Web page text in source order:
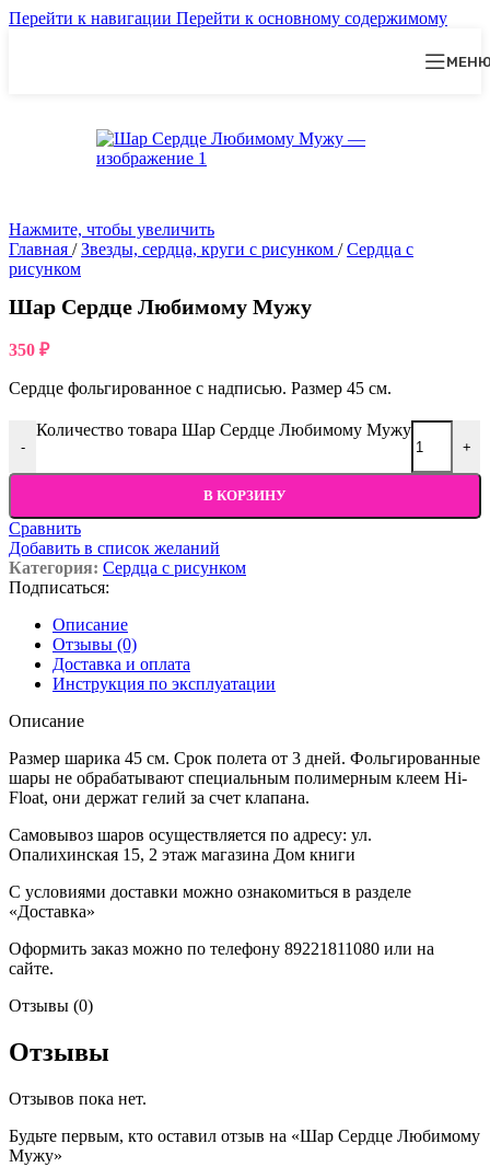
Перейти к навигации Перейти к основному содержимому
Нажмите, чтобы увеличить
Главная / Звезды, сердца, круги с рисунком / Сердца с
рисунком
Шар Сердце Любимому Мужу
350 ₽
Сердце фольгированное с надписью. Размер 45 см.
-
Количество товара Шар Сердце Любимому Мужу
+
В КОРЗИНУ
Сравнить
Добавить в список желаний
Категория: Сердца с рисунком
Подписаться:
Описание
Отзывы (0)
Доставка и оплата
Инструкция по эксплуатации
Описание
Размер шарика 45 см. Срок полета от 3 дней. Фольгированные
шары не обрабатывают специальным полимерным клеем Hi-
Float, они держат гелий за счет клапана.
Самовывоз шаров осуществляется по адресу: ул.
Опалихинская 15, 2 этаж магазина Дом книги
С условиями доставки можно ознакомиться в разделе
«Доставка»
Оформить заказ можно по телефону 89221811080 или на
сайте.
Отзывы (0)
Отзывы
Отзывов пока нет.
Будьте первым, кто оставил отзыв на «Шар Сердце Любимому
Мужу»